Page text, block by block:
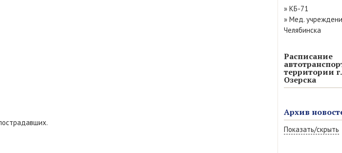
» КБ-71
» Мед.
Челябинска
Расписание
территории г.
Озерска
Архив
Показать/скрыть